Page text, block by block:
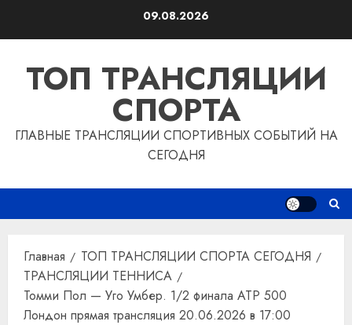
09.08.2026
ТОП ТРАНСЛЯЦИИ
СПОРТА
ГЛАВНЫЕ ТРАНСЛЯЦИИ СПОРТИВНЫХ СОБЫТИЙ НА
СЕГОДНЯ
Главная
ТОП ТРАНСЛЯЦИИ СПОРТА СЕГОДНЯ
ТРАНСЛЯЦИИ ТЕННИСА
Томми Пол — Уго Умбер. 1/2 финала ATP 500
Лондон прямая трансляция 20.06.2026 в 17:00